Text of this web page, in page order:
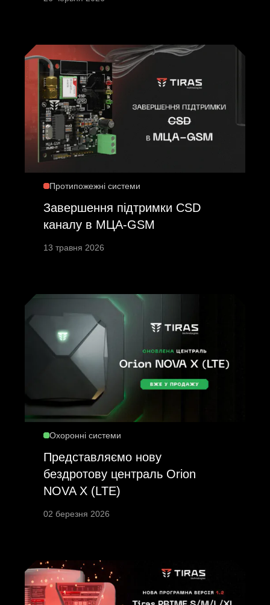
Протипожежні системи
Завершення підтримки CSD
каналу в МЦА-GSM
13 травня 2026
Охоронні системи
Представляємо нову
бездротову централь Orion
NOVA X (LTE)
02 березня 2026